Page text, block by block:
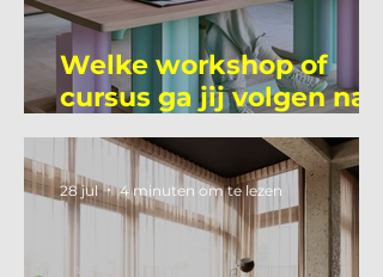
Welke workshop of
cursus ga jij volgen na
je vakantie?
28 jul 4 minuten om te lezen